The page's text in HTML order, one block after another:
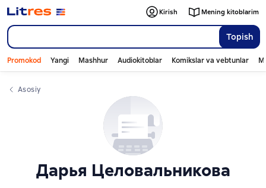
Topish
Kirish Mening kitoblarim
Promokod Yangi Mashhur Audiokitoblar Komikslar va vebtunlar
Asosiy
Дарья Целовальникова
Слайдер с книгами
Слайдер с книгами